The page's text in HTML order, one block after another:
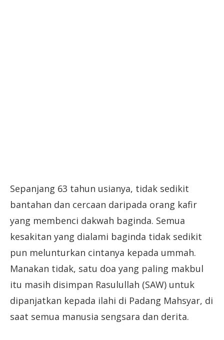
Sepanjang 63 tahun usianya, tidak sedikit
bantahan dan cercaan daripada orang kafir
yang membenci dakwah baginda. Semua
kesakitan yang dialami baginda tidak sedikit
pun melunturkan cintanya kepada ummah.
Manakan tidak, satu doa yang paling makbul
itu masih disimpan Rasulullah (SAW) untuk
dipanjatkan kepada ilahi di Padang Mahsyar, di
saat semua manusia sengsara dan derita.